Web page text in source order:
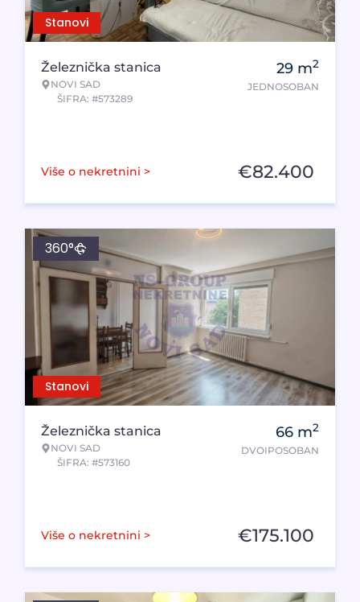
Stanovi
Železnička stanica
NOVI SAD
ŠIFRA: #573289
29 m2
JEDNOSOBAN
Više o nekretnini > €82.400
Stanovi
360°
Železnička stanica
NOVI SAD
ŠIFRA: #573160
66 m2
DVOIPOSOBAN
Više o nekretnini > €175.100